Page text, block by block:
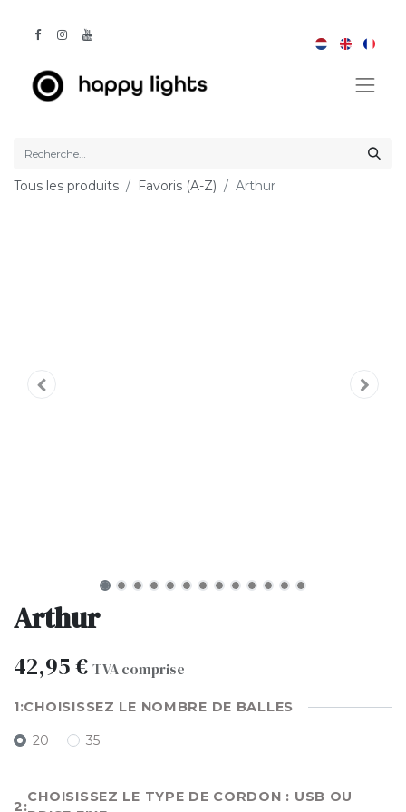
Tous les produits Favoris (A-Z) Arthur
Arthur
42,95€ TVA comprise
CHOISISSEZ LE NOMBRE DE BALLES
20 35
CHOISISSEZ LE TYPE DE CORDON : USB OU